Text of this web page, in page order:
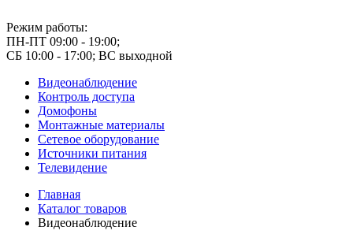
Режим работы:
ПН-ПТ 09:00 - 19:00;
СБ 10:00 - 17:00; ВС выходной
Видеонаблюдение
Контроль доступа
Домофоны
Монтажные материалы
Сетевое оборудование
Источники питания
Телевидение
Главная
Каталог товаров
Видеонаблюдение